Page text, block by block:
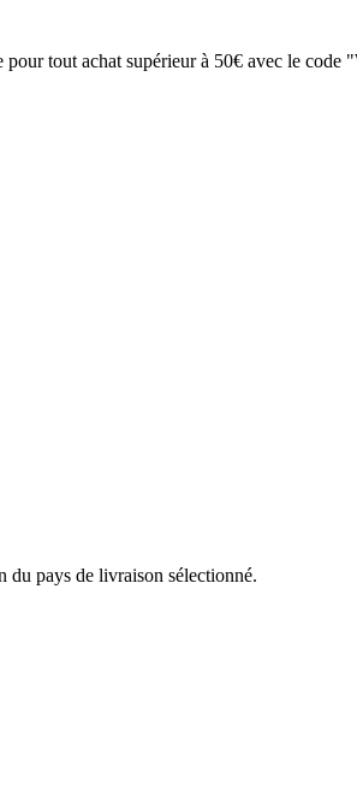
pour tout achat supérieur à 50€ avec le
du pays de livraison sélectionné.